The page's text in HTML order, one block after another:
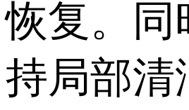
恢复。同
持局部清